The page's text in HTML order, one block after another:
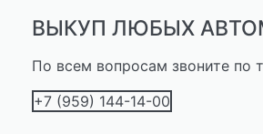
ВЫКУП ЛЮБЫХ
По всем вопросам звоните по
+7 (959) 144-14-00